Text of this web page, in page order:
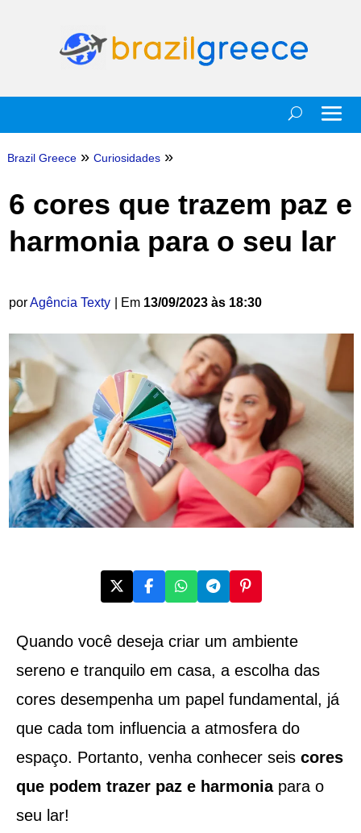
Brazil Greece » Curiosidades »
6 cores que trazem paz e
harmonia para o seu lar
porAgência Texty | Em 13/09/2023 às 18:30
Quando você deseja criar um ambiente
sereno e tranquilo em casa, a escolha das
cores desempenha um papel fundamental, já
que cada tom influencia a atmosfera do
espaço. Portanto, venha conhecer seis cores
que podem trazer paz e harmoniapara o
seu lar!